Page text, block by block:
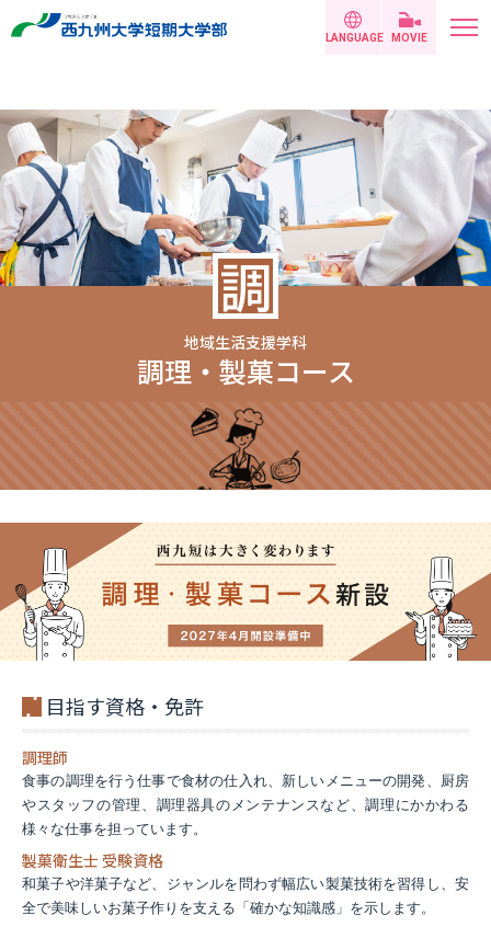
MOVIE
LANGUAGE
調
地域生活支援学科
調理・製菓コース
目指す資格・免許
調理師
食事の調理を行う仕事で食材の仕入れ、新しいメニューの開発、厨房
やスタッフの管理、調理器具のメンテナンスなど、調理にかかわる
様々な仕事を担っています。
製菓衛生士 受験資格
和菓子や洋菓子など、ジャンルを問わず幅広い製菓技術を習得し、安
全で美味しいお菓子作りを支える「確かな知識感」を示します。